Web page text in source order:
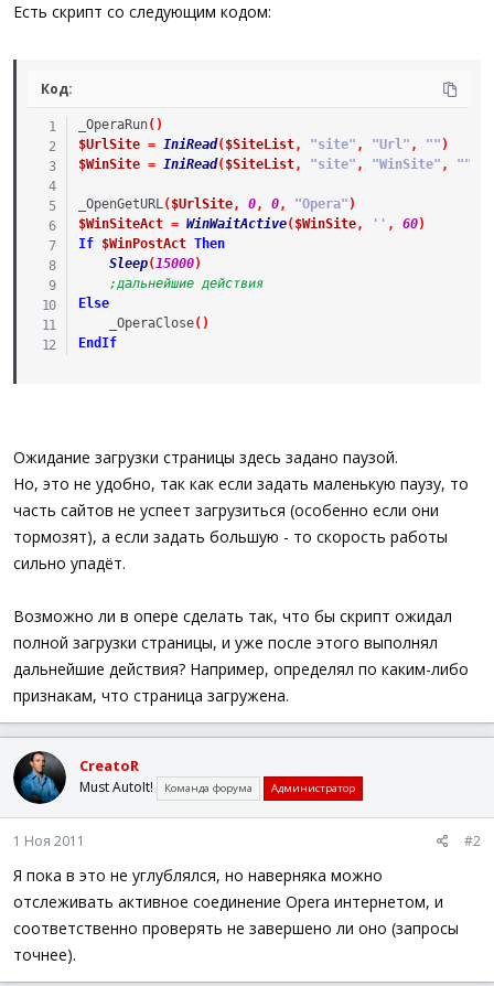
а
Есть скрипт со следующим кодом:
Код:
_OperaRun( )
$UrlSite = IniRead( $SiteList, "site" , "Url" , "" )
$WinSite = IniRead( $SiteList, "site" , "WinSite" , ""
_OpenGetURL( $UrlSite, 0, 0, "Opera" )
$WinSiteAct = WinWaitActive( $WinSite, '' , 60)
If
$WinPostAct Then
Sleep(15000)
;дальнейшие действия
Else
_OperaClose( )
EndIf
Ожидание загрузки страницы здесь задано паузой.
Но, это не удобно, так как если задать маленькую паузу, то
часть сайтов не успеет загрузиться (особенно если они
тормозят), а если задать большую - то скорость работы
сильно упадёт.
Возможно ли в опере сделать так, что бы скрипт ожидал
полной загрузки страницы, и уже после этого выполнял
дальнейшие действия? Например, определял по каким-либо
признакам, что страница загружена.
CreatoR
Must AutoIt! Команда форума Администратор
1 Ноя 2011 #2
Я пока в это не углублялся, но наверняка можно
отслеживать активное соединение Opera интернетом, и
соответственно проверять не завершено ли оно (запросы
точнее).